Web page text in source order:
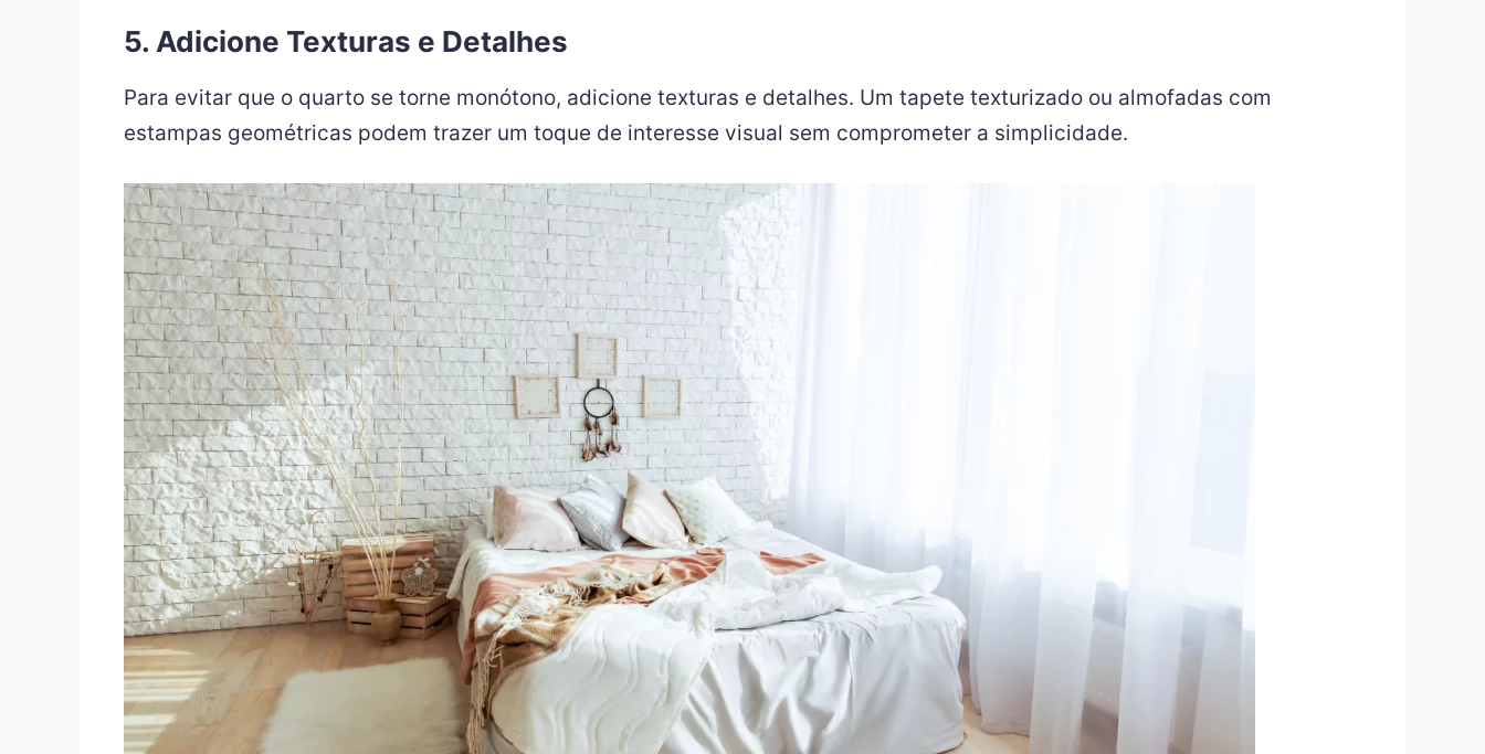
5. Adicione Texturas e Detalhes
Para evitar que o quarto se torne monótono, adicione texturas e detalhes. Um tapete texturizado ou almofadas com
estampas geométricas podem trazer um toque de interesse visual sem comprometer a simplicidade.